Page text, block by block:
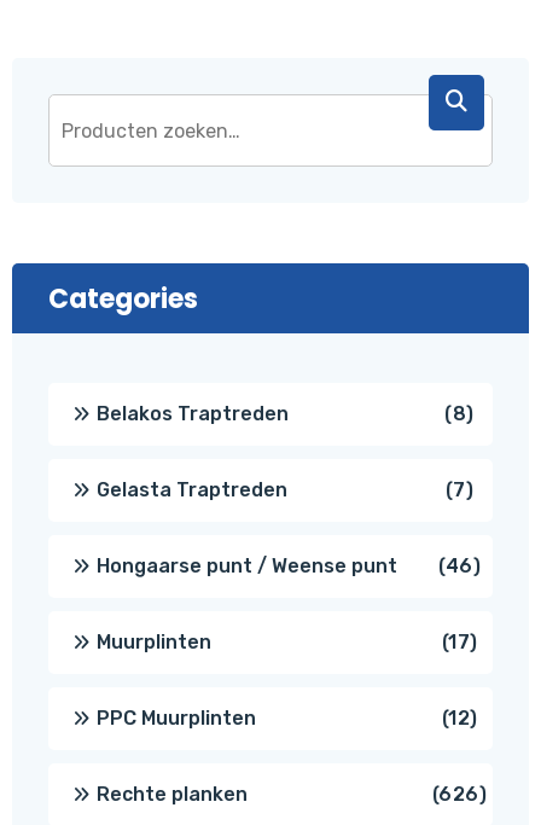
Categories
Belakos Traptreden 88
Gelasta Traptreden 77
Hongaarse punt / Weense punt 4646
Muurplinten 1717
PPC Muurplinten 1212
Rechte planken 626626